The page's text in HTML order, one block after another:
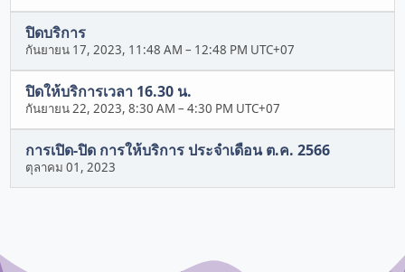
ปิดบริการ
กันยายน 17, 2023, 11:48 AM – 12:48 PM UTC+07
ปิดให้บริการเวลา 16.30 น.
กันยายน 22, 2023, 8:30 AM –4:30 PM UTC+07
การเปิด-ปิด การให้บริการ ประจำเดือน ต.ค. 2566
ตุลาคม 01, 2023